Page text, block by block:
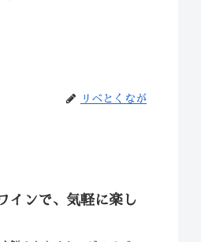
リベとくなが
インで、気軽に楽し